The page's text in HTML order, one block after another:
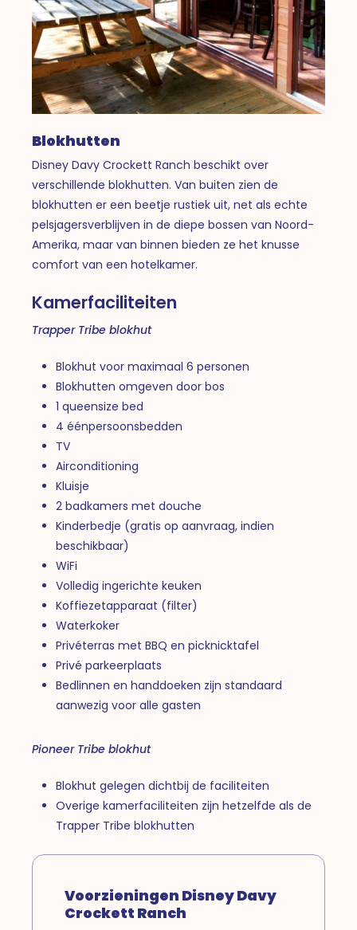
Blokhutten
Disney Davy Crockett Ranch beschikt over
verschillende blokhutten. Van buiten zien de
blokhutten er een beetje rustiek uit, net als echte
pelsjagersverblijven in de diepe bossen van Noord-
Amerika, maar van binnen bieden ze het knusse
comfort van een hotelkamer.
Kamerfaciliteiten
Trapper Tribe blokhut
Blokhut voor maximaal 6 personen
Blokhutten omgeven door bos
1 queensize bed
4 éénpersoonsbedden
TV
Airconditioning
Kluisje
2 badkamers met douche
Kinderbedje (gratis op aanvraag, indien
beschikbaar)
WiFi
Volledig ingerichte keuken
Koffiezetapparaat (filter)
Waterkoker
Privéterras met BBQ en picknicktafel
Privé parkeerplaats
Bedlinnen en handdoeken zijn standaard
aanwezig voor alle gasten
Pioneer Tribe blokhut
Blokhut gelegen dichtbij de faciliteiten
Overige kamerfaciliteiten zijn hetzelfde als de
Trapper Tribe blokhutten
Voorzieningen Disney Davy
Crockett Ranch